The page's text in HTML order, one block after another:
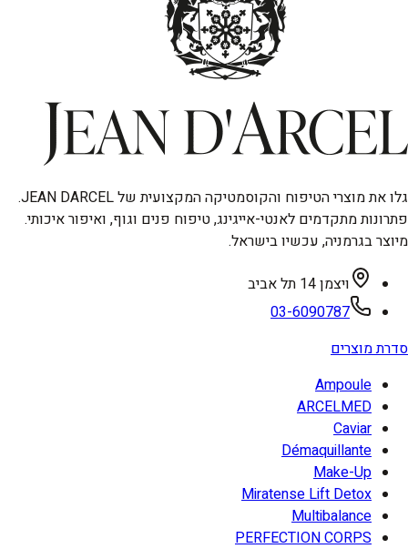
גלו את מוצרי הטיפוח והקוסמטיקה המקצועית של JEAN DARCEL.
פתרונות מתקדמים לאנטי-אייגינג, טיפוח פנים וגוף, ואיפור איכותי.
מיוצר בגרמניה, עכשיו בישראל.
ויצמן 14 תל אביב
03-6090787
סדרת מוצרים
Ampoule
ARCELMED
Caviar
Démaquillante
Make-Up
Miratense Lift Detox
Multibalance
PERFECTION CORPS